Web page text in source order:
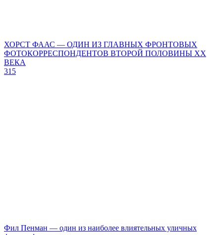
ХОРСТ ФААС — ОДИН ИЗ ГЛАВНЫХ ФРОНТОВЫХ
ФОТОКОРРЕСПОНДЕНТОВ ВТОРОЙ ПОЛОВИНЫ ХХ
ВЕКА
315
Фил Пенман — один из наиболее влиятельных уличных